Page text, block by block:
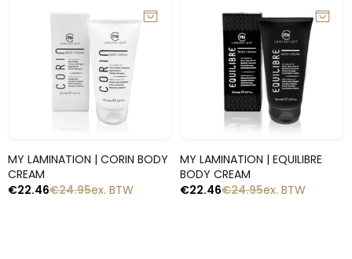
Snelle blik
MY LAMINATION | CORIN BODY
CREAM
€24.95
€22.46 ex. BTW
Snelle blik
MY LAMINATION | EQUILIBRE
BODY CREAM
€24.95
€22.46 ex. BTW